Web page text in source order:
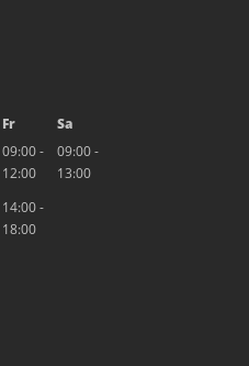
Fr
Sa
09:00 -
12:00
09:00 -
13:00
14:00 -
18:00